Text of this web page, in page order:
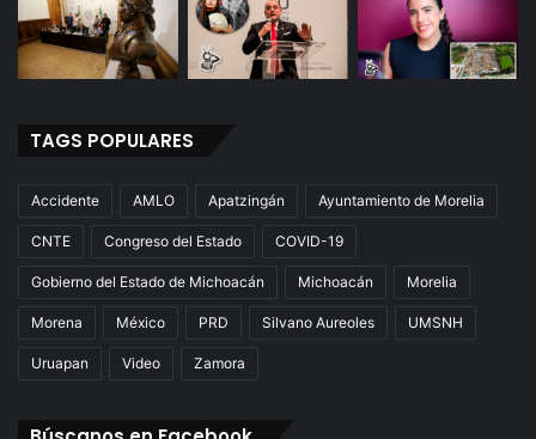
TAGS POPULARES
Accidente AMLO Apatzingán Ayuntamiento de Morelia
CNTE Congreso del Estado COVID-19
Gobierno del Estado de Michoacán Michoacán Morelia
Morena México PRD Silvano Aureoles UMSNH
Uruapan Video Zamora